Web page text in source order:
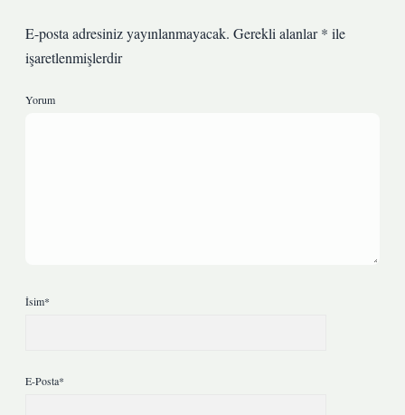
E-posta adresiniz yayınlanmayacak. Gerekli alanlar* ile
işaretlenmişlerdir
Yorum
İsim*
E-Posta*